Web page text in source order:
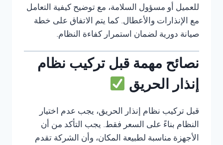
للعميل أو مسؤول السلامة، مع توضيح كيفية التعامل
مع الإنذارات والأعطال. كما يتم الاتفاق على خطة
صيانة دورية لضمان استمرار كفاءة النظام.
نصائح مهمة قبل تركيب نظام
إنذار الحريق
قبل تركيب نظام إنذار الحريق، يجب عدم اختيار
النظام بناءً على السعر فقط. يجب التأكد من أن
الأجهزة مناسبة لطبيعة المكان، وأن الشركة تقدم